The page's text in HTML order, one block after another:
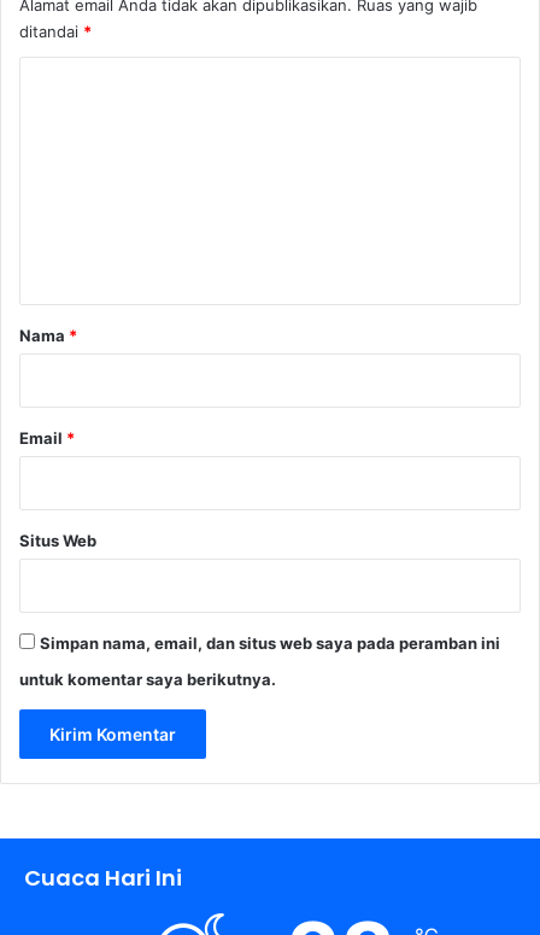
E
i
n
Alamat email Anda tidak akan dipublikasikan. Ruas yang wajib
ditandai *
rNama *
Email *
Situs Web
Simpan nama, email, dan situs web saya pada peramban ini
untuk komentar saya berikutnya.
Cuaca Hari Ini